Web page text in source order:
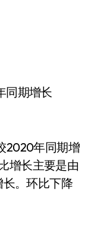
同期增长
2020年同期增
增长主要是由
。环比下降